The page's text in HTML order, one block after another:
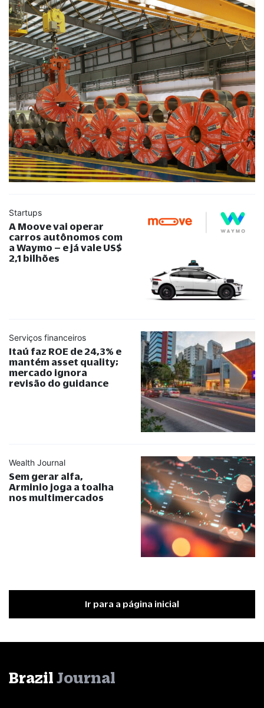
Startups
A Moove vai operar
carros autônomos com
a Waymo – e já vale US$
2,1 bilhões
Serviços financeiros
Itaú faz ROE de 24,3% e
mantém asset quality;
mercado ignora
revisão do guidance
Wealth Journal
Sem gerar alfa,
Arminio joga a toalha
nos multimercados
Ir para a página inicial
Brazil Journal